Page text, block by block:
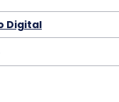
Digital